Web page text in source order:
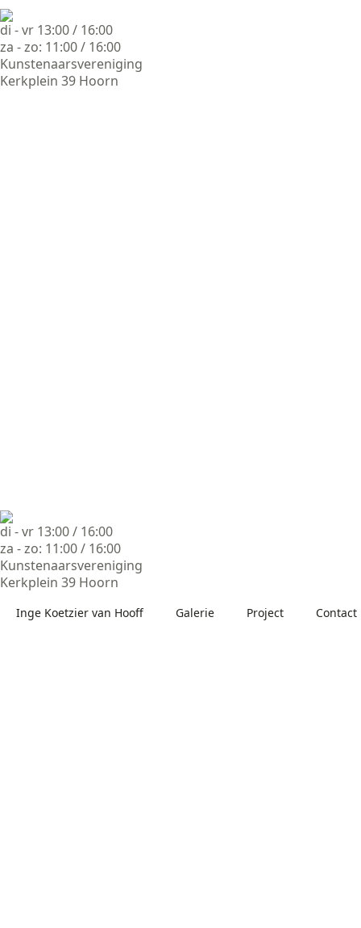
di - vr 13:00 / 16:00
za - zo: 11:00 / 16:00
Kunstenaarsvereniging
Kerkplein 39 Hoorn
di - vr 13:00 / 16:00
za - zo: 11:00 / 16:00
Kunstenaarsvereniging
Kerkplein 39 Hoorn
Inge Koetzier van Hooff Galerie Project Contact